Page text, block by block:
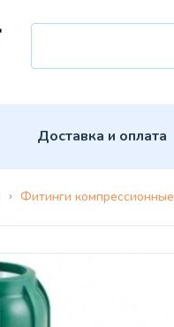
Доставка и оплата
Фитинги компрессионные